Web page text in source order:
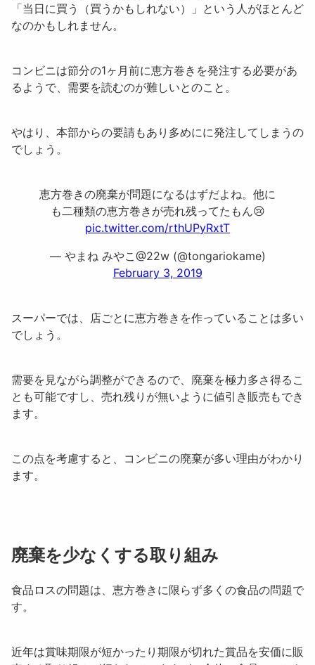
「当日に買う（買うかもしれない）
」という人がほとんど
なのかもしれません。
コンビニは節分の1ヶ月前に恵方巻きを発注する必要があ
るようで、需要を読むのが難しいとのこと。
やはり、本部からの要請もあり多めにに発注してしまうの
でしょう。
恵方巻きの廃棄が問題になるはずだよね。他に
も二種類の恵方巻きが売れ残ってたもん😢
pic.twitter.com/rthUPyRxtT
— やまね みやこ@22w (@tongariokame)
February 3, 2019
スーパーでは、 店ごとに恵方巻きを作っている ことは多い
でしょう。
需要を見ながら調整ができるので、廃棄を極力多さ得るこ
とも可能ですし、売れ残りが無いように値引き販売もでき
ます。
この点を考慮すると、コンビニの廃棄が多い理由がわかり
ます。
廃棄を少なくする取り組み
食品ロスの問題は、恵方巻きに限らず多くの食品の問題で
す。
近年は賞味期限が短かったり期限が切れた賞品を安価に販